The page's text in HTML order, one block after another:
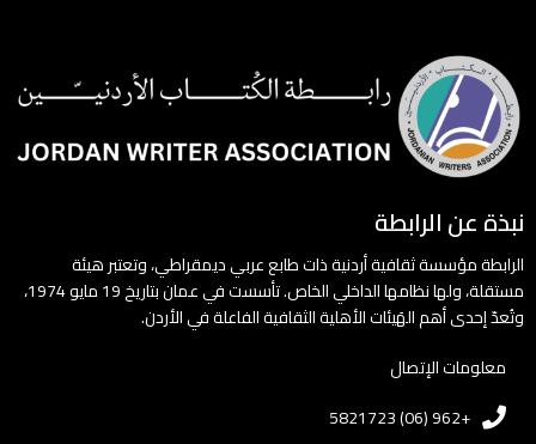
نبذة عن الرابطة
الرابطة مؤسسة ثقافية أردنية ذات طابع عربي ديمقراطي، وتعتبر هيئة
مستقلة، ولها نظامها الداخلي الخاص. تأسست في عمان بتاريخ 19 مايو 1974،
وتُعدّ إحدى أهم الهَيئات الأهلية الثقافية الفاعلة في الأردن.
معلومات الإتصال
+962 (06) 5821723